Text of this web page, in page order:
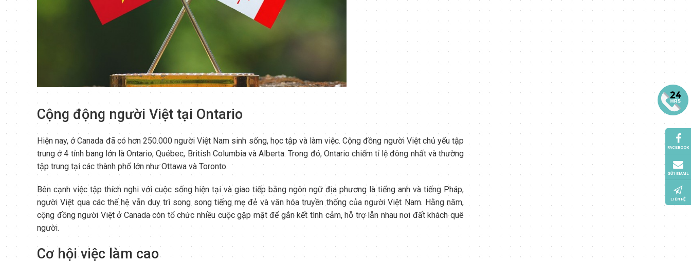
Cộng động người Việt tại Ontario
Hiện nay, ở Canada đã có hơn 250.000 người Việt Nam sinh sống, học tập và làm việc. Cộng đồng người Việt chủ yếu tập
trung ở 4 tỉnh bang lớn là Ontario, Québec, British Columbia và Alberta. Trong đó, Ontario chiếm tỉ lệ đông nhất và thường
tập trung tại các thành phố lớn như Ottawa và Toronto.
Bên cạnh việc tập thích nghi với cuộc sống hiện tại và giao tiếp bằng ngôn ngữ địa phương là tiếng anh và tiếng Pháp,
người Việt qua các thế hệ vẫn duy trì song song tiếng mẹ đẻ và văn hóa truyền thống của người Việt Nam. Hằng năm,
cộng đồng người Việt ở Canada còn tổ chức nhiều cuộc gặp mặt để gắn kết tình cảm, hỗ trợ lẫn nhau nơi đất khách quê
người.
Cơ hội việc làm cao
FACEBOOK
GỬI EMAIL
LIÊN HỆ